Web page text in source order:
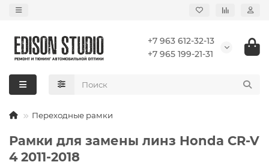
+7 963 612-32-13
+7 965 199-21-31
Переходные рамки
Рамки для замены линз Honda CR-V
4 2011-2018